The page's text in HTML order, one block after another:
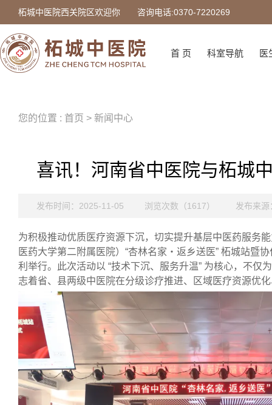
柘城中医院西关院区欢迎你 咨询电话:0370-7220269
首 页 科室导航 医
您的位置 : 首页 > 新闻中心
喜讯！河南省中医院与柘城
发布时间：2025-11-05 浏览次数（1617） 发布来源
为积极推动优质医疗资源下沉，切实提升基层中医药服务
医药大学第二附属医院）“杏林名家・返乡送医” 柘城站暨
利举行。此次活动以 “技术下沉、服务升温” 为核心，不仅
志着省、县两级中医院在分级诊疗推进、区域医疗资源优